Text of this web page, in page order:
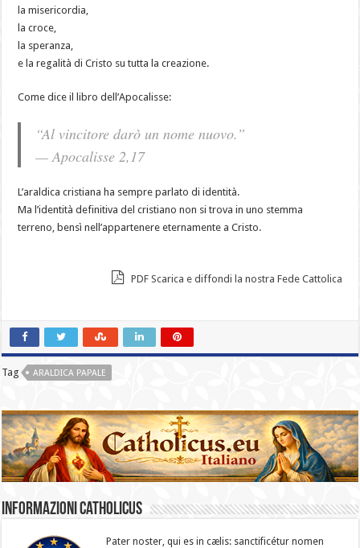
la misericordia,
la croce,
la speranza,
e la regalità di Cristo su tutta la creazione.
Come dice il libro dell’Apocalisse:
“Al vincitore darò un nome nuovo.”
— Apocalisse 2,17
L’araldica cristiana ha sempre parlato di identità.
Ma l’identità definitiva del cristiano non si trova in uno stemma
terreno, bensì nell’appartenere eternamente a Cristo.
PDF Scarica e diffondi la nostra Fede Cattolica
Tag ARALDICA PAPALE
Informazioni catholicus
Pater noster, qui es in cælis: sanc­ti­ficétur nomen